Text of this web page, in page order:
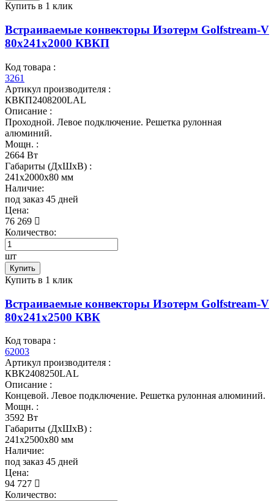
Купить в 1 клик
Встраиваемые конвекторы Изотерм Golfstream-V
80x241x2000 КВКП
Код товара :
3261
Артикул производителя :
КВКП2408200LAL
Описание :
Проходной. Левое подключение. Решетка рулонная
алюминий.
Мощн. :
2664 Вт
Габариты (ДхШхВ) :
241x2000x80 мм
Наличие:
под заказ 45 дней
Цена:
76 269
Количество:
шт
Купить
Купить в 1 клик
Встраиваемые конвекторы Изотерм Golfstream-V
80x241x2500 КВК
Код товара :
62003
Артикул производителя :
КВК2408250LAL
Описание :
Концевой. Левое подключение. Решетка рулонная алюминий.
Мощн. :
3592 Вт
Габариты (ДхШхВ) :
241x2500x80 мм
Наличие:
под заказ 45 дней
Цена:
94 727
Количество: